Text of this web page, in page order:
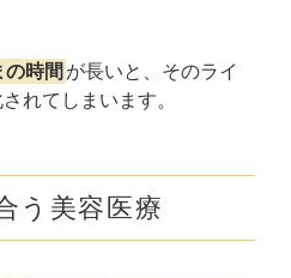
時間 が長いと、そのライ
れてしまいます。
う美容医療